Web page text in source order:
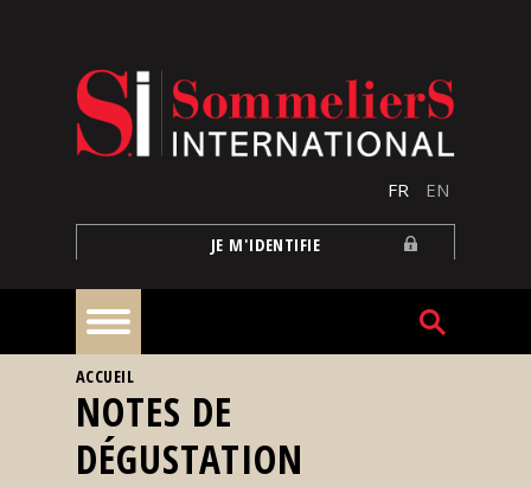
FR EN
JE M'IDENTIFIE
À
la
une
VOUS ÊTES ICI
ACCUEIL
NOTES DE
DÉGUSTATION